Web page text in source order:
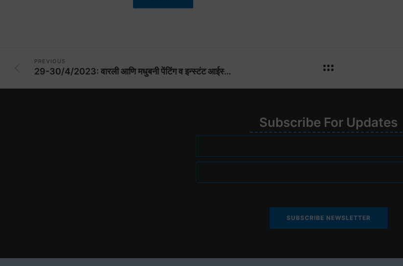
PREVIOUS
29-30/4/2023: वारली आणि मधुबनी पेंटिंग व इन्स्टंट आईस्क्रीम आणि सरबत प्रीमिक्सचे प्रशिक्षण शिबिर
Subscribe For Updates